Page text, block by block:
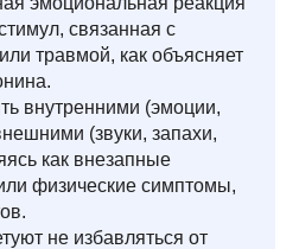
связанная с
травмой, как объясняет
внутренними (эмоции,
(звуки, запахи,
как внезапные
физические симптомы,
не избавляться от